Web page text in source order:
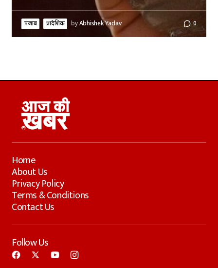
पंजाब प्रादेशिक byAbhishek Yadav 0
Home
About Us
Privacy Policy
Terms & Conditions
Contact Us
Follow Us